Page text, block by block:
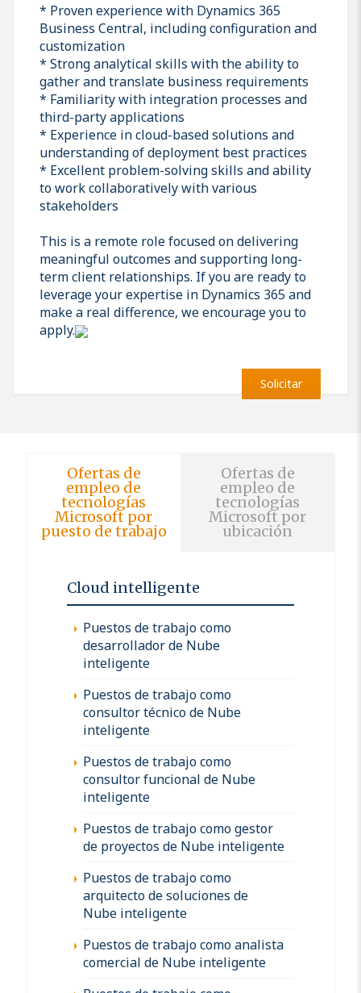
* Proven experience with Dynamics 365
Business Central, including configuration and
customization
* Strong analytical skills with the ability to
gather and translate business requirements
* Familiarity with integration processes and
third-party applications
* Experience in cloud-based solutions and
understanding of deployment best practices
* Excellent problem-solving skills and ability
to work collaboratively with various
stakeholders
This is a remote role focused on delivering
meaningful outcomes and supporting long-
term client relationships. If you are ready to
leverage your expertise in Dynamics 365 and
make a real difference, we encourage you to
apply.
Solicitar
Ofertas de
empleo de
tecnologías
Microsoft por
puesto de trabajo
Ofertas de
empleo de
tecnologías
Microsoft por
ubicación
Cloud intelligente
Puestos de trabajo como
desarrollador de Nube
inteligente
Puestos de trabajo como
consultor técnico de Nube
inteligente
Puestos de trabajo como
consultor funcional de Nube
inteligente
Puestos de trabajo como gestor
de proyectos de Nube inteligente
Puestos de trabajo como
arquitecto de soluciones de
Nube inteligente
Puestos de trabajo como analista
comercial de Nube inteligente